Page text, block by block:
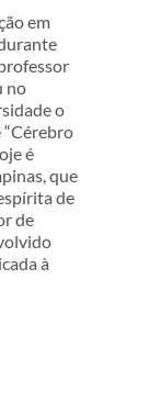
em
no
o
é
que
de
de
à